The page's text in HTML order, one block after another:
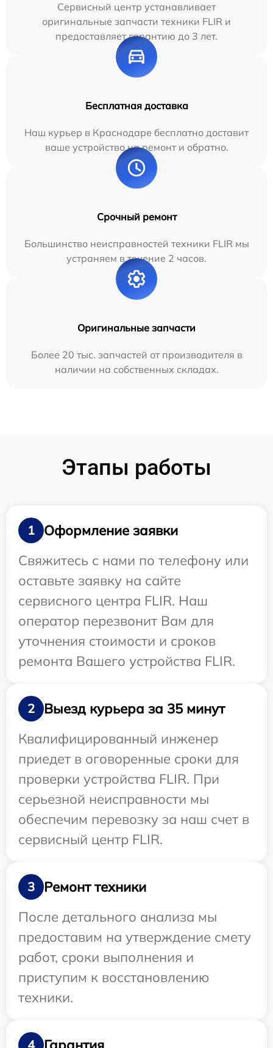
Сервисный центр устанавливает
оригинальные запчасти техники FLIR и
предоставляет гарантию до 3 лет.
Бесплатная доставка
Наш курьер в Краснодаре бесплатно доставит
ваше устройство на ремонт и обратно.
Срочный ремонт
Большинство неисправностей техники FLIR мы
устраняем в течение 2 часов.
Оригинальные запчасти
Более 20 тыс. запчастей от производителя в
наличии на собственных складах.
Этапы работы
1
Оформление заявки
Свяжитесь с нами по телефону или
оставьте заявку на сайте
сервисного центра FLIR. Наш
оператор перезвонит Вам для
уточнения стоимости и сроков
ремонта Вашего устройства FLIR.
2
Выезд курьера за 35 минут
Квалифицированный инженер
приедет в оговоренные сроки для
проверки устройства FLIR. При
серьезной неисправности мы
обеспечим перевозку за наш счет в
сервисный центр FLIR.
3
Ремонт техники
После детального анализа мы
предоставим на утверждение смету
работ, сроки выполнения и
приступим к восстановлению
техники.
4